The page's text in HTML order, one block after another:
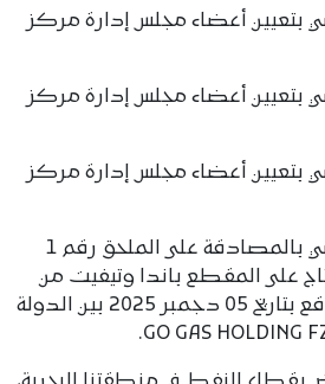
أعضاء مجلس إدارة مركز
أعضاء مجلس إدارة مركز
أعضاء مجلس إدارة مركز
– مشروع مرسوم يقضي بالمصادقة على الملحق رقم 1
على المقطع باندا وتيفيت من
الحوض الساحلي والموقع بتاريخ 05 دجمبر 2025 بين الدولة